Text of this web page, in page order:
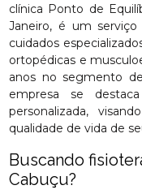
clínica Ponto de
Janeiro, é um serviço
cuidados
ortopédicas e
anos no segmento
empresa se
personalizada,
qualidade de vida de
Buscando
Cabuçu?